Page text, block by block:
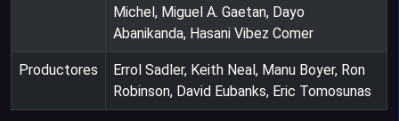
Michel, Miguel A. Gaetan, Dayo
Abanikanda, Hasani Vibez Comer
Productores
Errol Sadler, Keith Neal, Manu Boyer, Ron
Robinson, David Eubanks, Eric Tomosunas